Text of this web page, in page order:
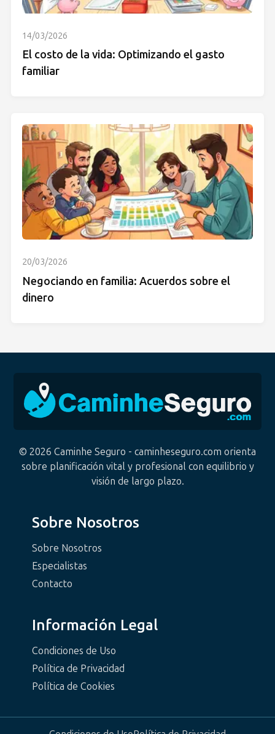
14/03/2026
El costo de la vida: Optimizando el gasto
familiar
20/03/2026
Negociando en familia: Acuerdos sobre el
dinero
© 2026 Caminhe Seguro - caminheseguro.com orienta
sobre planificación vital y profesional con equilibrio y
visión de largo plazo.
Sobre Nosotros
Sobre Nosotros
Especialistas
Contacto
Información Legal
Condiciones de Uso
Política de Privacidad
Política de Cookies